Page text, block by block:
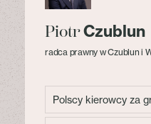
PiotrCzublun
radca prawny w Czublun i
Polscy kierowcy za